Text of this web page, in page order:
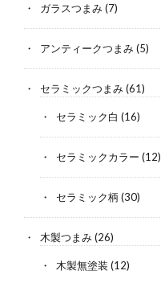
ガラスつまみ(7)
アンティークつまみ(5)
セラミックつまみ(61)
セラミック白 (16)
セラミックカラー (12)
セラミック柄 (30)
木製つまみ(26)
木製無塗装 (12)